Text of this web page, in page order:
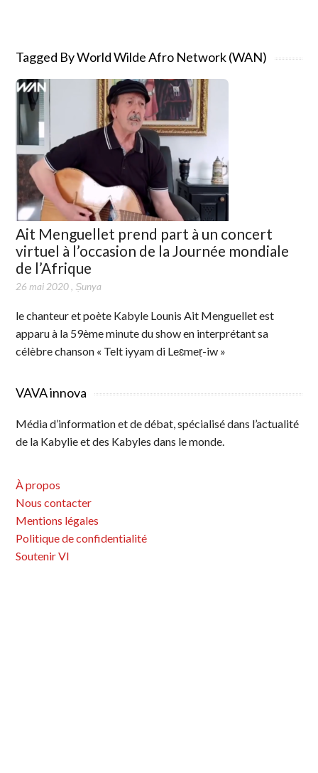
Tagged By World Wilde Afro Network (WAN)
Ait Menguellet prend part à un concert
virtuel à l’occasion de la Journée mondiale
de l’Afrique
26 mai 2020,Ṣunya
le chanteur et poète Kabyle Lounis Ait Menguellet est
apparu à la 59ème minute du show en interprétant sa
célèbre chanson « Telt iyyam di Leɛmeṛ-iw »
VAVA innova
Média d’information et de débat, spécialisé dans l’actualité
de la Kabylie et des Kabyles dans le monde.
À propos
Nous contacter
Mentions légales
Politique de confidentialité
Soutenir VI